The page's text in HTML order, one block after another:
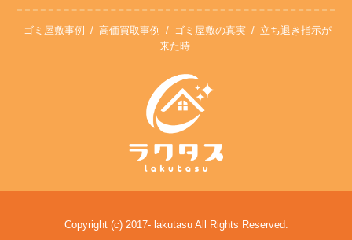
ゴミ屋敷事例 高価買取事例 ゴミ屋敷の真実
立ち退き指示が
来た時
Copyright (c) 2017- lakutasu All Rights Reserved.